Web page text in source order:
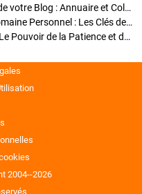
Stratégies pour améliorer la visibilité de votre Blog : Annuaire et Collaborations
Pourquoi Investir dans un Nom de Domaine Personnel : Les Clés de la Réussite de Votre Blog
Comment Faire Émerger Votre Blog : Le Pouvoir de la Patience et de la Persévérance
2004--2026